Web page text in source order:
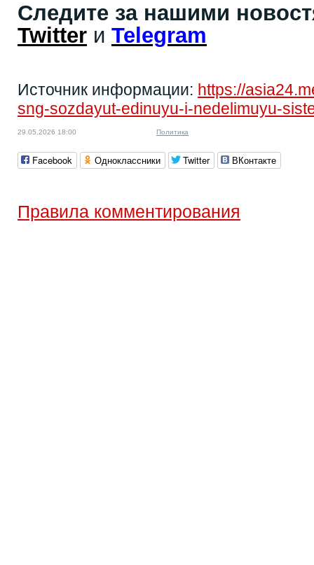
Следите за нашими
Twitter и Telegram
Источник информации: https://
sng-sozdayut-edinuyu-i-nedelimuyu-
29.05.2026 18:00 Политика
Facebook Одноклассники Twitter ВКонтакте
Правила комментирования